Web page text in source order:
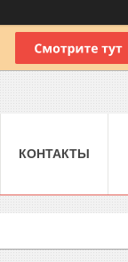
КОНТАКТЫ